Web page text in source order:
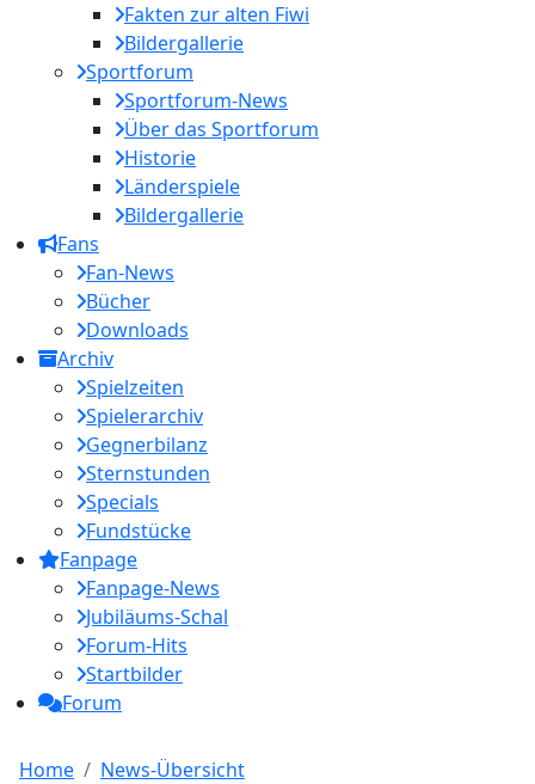
Fakten zur alten Fiwi
Bildergallerie
Sportforum
Sportforum-News
Über das Sportforum
Historie
Länderspiele
Bildergallerie
Fans
Fan-News
Bücher
Downloads
Archiv
Spielzeiten
Spielerarchiv
Gegnerbilanz
Sternstunden
Specials
Fundstücke
Fanpage
Fanpage-News
Jubiläums-Schal
Forum-Hits
Startbilder
Forum
Home
News-Übersicht